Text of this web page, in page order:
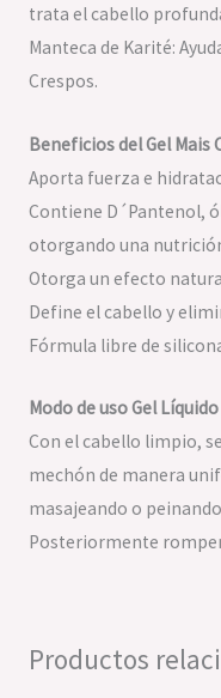
trata el cabello
Manteca de Karité:
Crespos.
Beneficios del Gel Mais
Aporta fuerza e
Contiene D´Pantenol,
otorgando una
Otorga un efecto
Define el cabello y
Fórmula libre de
Modo de uso Gel
Con el cabello limpio,
mechón de manera
masajeando o
Posteriormente
Productos